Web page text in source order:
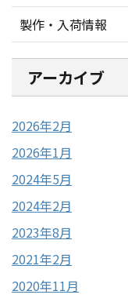
製作・入荷情報
アーカイブ
2026年2月
2026年1月
2024年5月
2024年2月
2023年8月
2021年2月
2020年11月